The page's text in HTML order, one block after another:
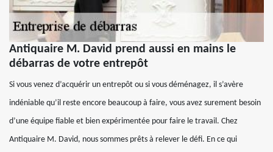
Antiquaire M. David prend aussi en mains le
débarras de votre entrepôt
Si vous venez d’acquérir un entrepôt ou si vous déménagez, il s’avère
indéniable qu’il reste encore beaucoup à faire, vous avez surement besoin
d’une équipe fiable et bien expérimentée pour faire le travail. Chez
Antiquaire M. David, nous sommes prêts à relever le défi. En ce qui